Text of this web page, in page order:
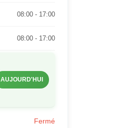
08:00 - 17:00
08:00 - 17:00
AUJOURD'HUI
Fermé